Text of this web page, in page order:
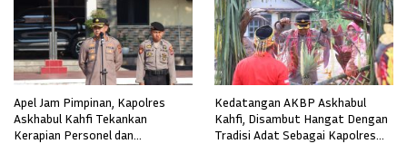
Apel Jam Pimpinan, Kapolres
Askhabul Kahfi Tekankan
Kerapian Personel dan
Kedatangan AKBP Askhabul
Kahfi, Disambut Hangat Dengan
Tradisi Adat Sebagai Kapolres